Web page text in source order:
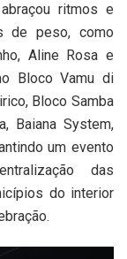
ritmos e
de peso, como
Aline Rosa e
Bloco Vamu di
Bloco Samba
Baiana System,
um evento
das
do interior